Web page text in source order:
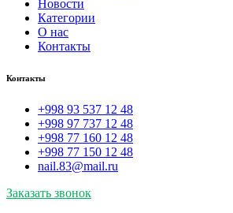
Новости
Категории
О нас
Контакты
Контакты
+998 93 537 12 48
+998 97 737 12 48
+998 77 160 12 48
+998 77 150 12 48
nail.83@mail.ru
Заказать звонок